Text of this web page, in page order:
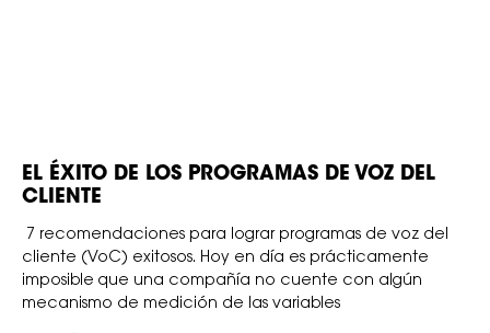
EL ÉXITO DE LOS PROGRAMAS DE VOZ DEL
CLIENTE
7 recomendaciones para lograr programas de voz del
cliente (VoC) exitosos. Hoy en día es prácticamente
imposible que una compañía no cuente con algún
mecanismo de medición de las variables